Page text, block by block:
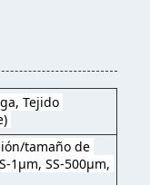
Tejido
tamaño de
1μm, SS-500μm,